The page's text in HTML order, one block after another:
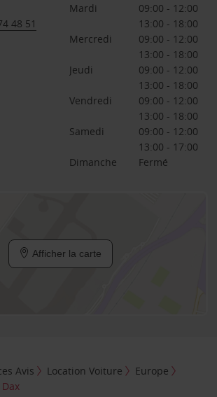
48 51
Mardi
09:00 - 12:00
13:00 - 18:00
Mercredi
09:00 - 12:00
13:00 - 18:00
Jeudi
09:00 - 12:00
13:00 - 18:00
Vendredi
09:00 - 12:00
13:00 - 18:00
Samedi
09:00 - 12:00
13:00 - 17:00
Dimanche
Fermé
Afficher la carte
Avis Location Voiture
Europe
Dax